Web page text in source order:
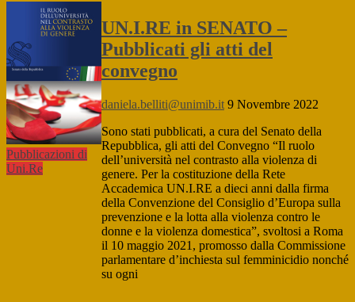
Pubblicazioni di
Uni.Re
UN.I.RE in SENATO –
Pubblicati gli atti del
convegno
daniela.belliti@unimib.it 9 Novembre 2022
Sono stati pubblicati, a cura del Senato della
Repubblica, gli atti del Convegno “Il ruolo
dell’università nel contrasto alla violenza di
genere. Per la costituzione della Rete
Accademica UN.I.RE a dieci anni dalla firma
della Convenzione del Consiglio d’Europa sulla
prevenzione e la lotta alla violenza contro le
donne e la violenza domestica”, svoltosi a Roma
il 10 maggio 2021, promosso dalla Commissione
parlamentare d’inchiesta sul femminicidio nonché
su ogni